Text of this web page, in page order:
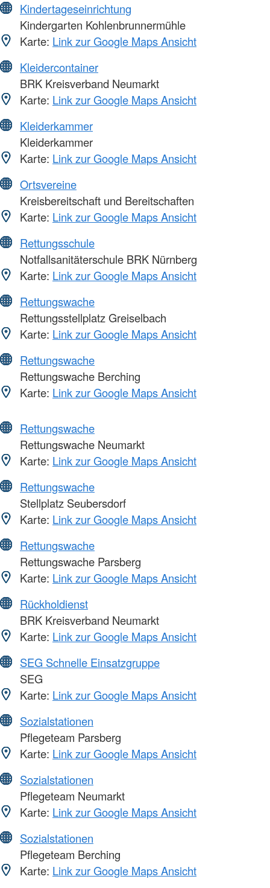
Kindertageseinrichtung
Kindergarten Kohlenbrunnermühle
Karte: Link zur Google Maps Ansicht
Kleidercontainer
BRK Kreisverband Neumarkt
Karte: Link zur Google Maps Ansicht
Kleiderkammer
Kleiderkammer
Karte: Link zur Google Maps Ansicht
Ortsvereine
Kreisbereitschaft und Bereitschaften
Karte: Link zur Google Maps Ansicht
Rettungsschule
Notfallsanitäterschule BRK Nürnberg
Karte: Link zur Google Maps Ansicht
Rettungswache
Rettungsstellplatz Greiselbach
Karte: Link zur Google Maps Ansicht
Rettungswache
Rettungswache Berching
Karte: Link zur Google Maps Ansicht
Rettungswache
Rettungswache Neumarkt
Karte: Link zur Google Maps Ansicht
Rettungswache
Stellplatz Seubersdorf
Karte: Link zur Google Maps Ansicht
Rettungswache
Rettungswache Parsberg
Karte: Link zur Google Maps Ansicht
Rückholdienst
BRK Kreisverband Neumarkt
Karte: Link zur Google Maps Ansicht
SEG Schnelle Einsatzgruppe
SEG
Karte: Link zur Google Maps Ansicht
Sozialstationen
Pflegeteam Parsberg
Karte: Link zur Google Maps Ansicht
Sozialstationen
Pflegeteam Neumarkt
Karte: Link zur Google Maps Ansicht
Sozialstationen
Pflegeteam Berching
Karte: Link zur Google Maps Ansicht